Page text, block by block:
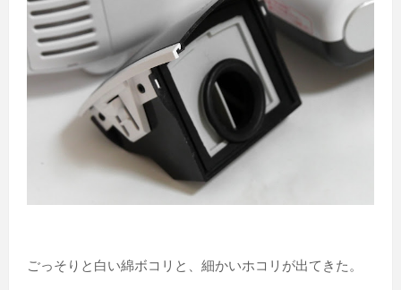
ごっそりと白い綿ボコリと、細かいホコリが出てきた。